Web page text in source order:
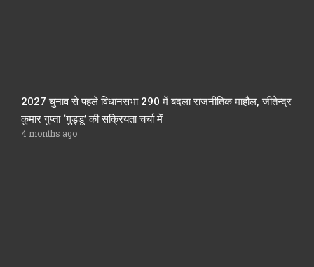
2027 चुनाव से पहले विधानसभा 290 में बदला राजनीतिक माहौल, जीतेन्द्र
कुमार गुप्ता ‘गुड्डू’ की सक्रियता चर्चा में
4 months ago